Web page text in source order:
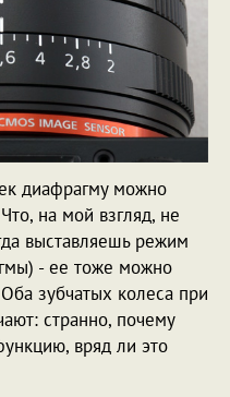
диафрагму можно
на мой взгляд, не
выставляешь режим
- ее тоже можно
зубчатых колеса при
странно, почему
вряд ли это